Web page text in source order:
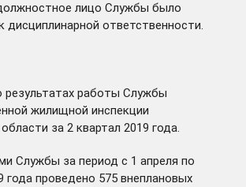
лицо Службы было
дисциплинарной ответственности.
работы Службы
жилищной инспекции
за 2 квартал 2019 года.
Службы за период с 1 апреля по
года проведено 575 внеплановых